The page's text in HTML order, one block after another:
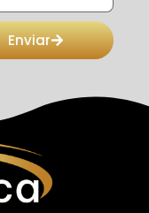
Enviar